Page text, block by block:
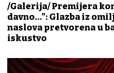
/Galerija/ Premijera
davno...": Glazba iz
naslova pretvorena u
iskustvo